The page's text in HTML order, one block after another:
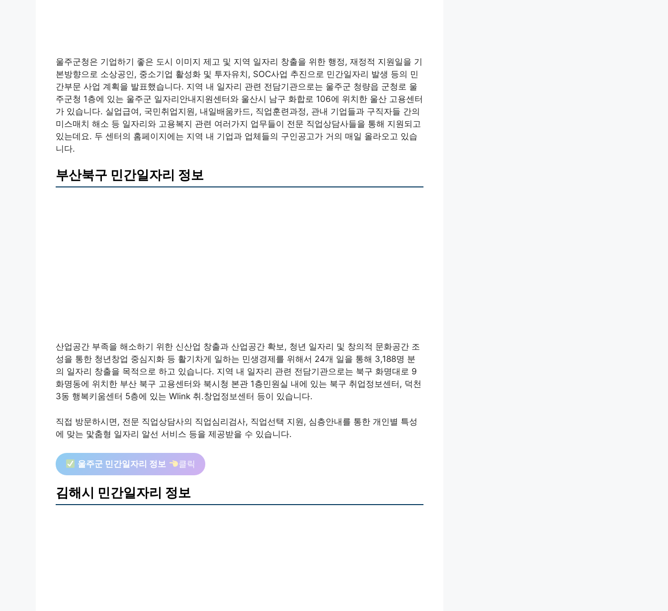
울주군청은 기업하기 좋은 도시 이미지 제고 및 지역 일자리 창출을 위한 행정, 재정적 지원일을 기
본방향으로 소상공인, 중소기업 활성화 및 투자유치, SOC사업 추진으로 민간일자리 발생 등의 민
간부문 사업 계획을 발표했습니다. 지역 내 일자리 관련 전담기관으로는 울주군 청량읍 군청로 울
주군청 1층에 있는 울주군 일자리안내지원센터와 울산시 남구 화합로 106에 위치한 울산 고용센터
가 있습니다. 실업급여, 국민취업지원, 내일배움카드, 직업훈련과정, 관내 기업들과 구직자들 간의
미스매치 해소 등 일자리와 고용복지 관련 여러가지 업무들이 전문 직업상담사들을 통해 지원되고
있는데요. 두 센터의 홈페이지에는 지역 내 기업과 업체들의 구인공고가 거의 매일 올라오고 있습
니다.
부산북구 민간일자리 정보
산업공간 부족을 해소하기 위한 신산업 창출과 산업공간 확보, 청년 일자리 및 창의적 문화공간 조
성을 통한 청년창업 중심지화 등 활기차게 일하는 민생경제를 위해서 24개 일을 통해 3,188명 분
의 일자리 창출을 목적으로 하고 있습니다. 지역 내 일자리 관련 전담기관으로는 북구 화명대로 9
화명동에 위치한 부산 북구 고용센터와 북시청 본관 1층민원실 내에 있는 북구 취업정보센터, 덕천
3동 행복키움센터 5층에 있는 Wlink 취.창업정보센터 등이 있습니다.
직접 방문하시면, 전문 직업상담사의 직업심리검사, 직업선택 지원, 심층안내를 통한 개인별 특성
에 맞는 맟춤형 일자리 알선 서비스 등을 제공받을 수 있습니다.
울주군 민간일자리 정보 클릭
김해시 민간일자리 정보